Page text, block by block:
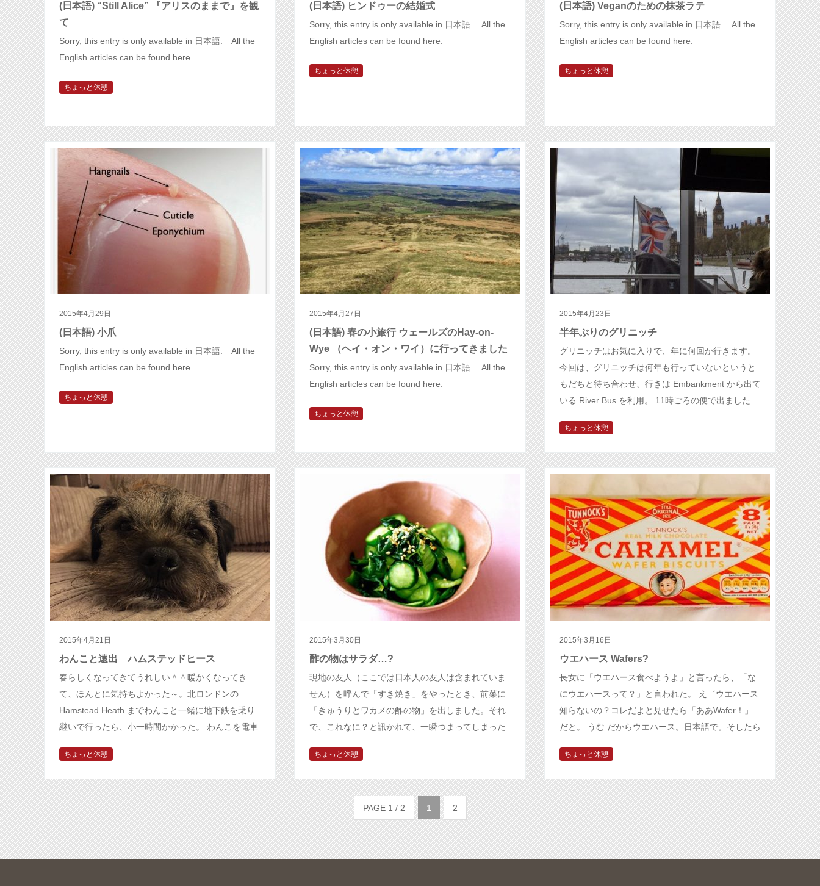
(日本語) “Still Alice” 『アリスのままで』を観
て
Sorry, this entry is only available in 日本語. All the
English articles can be found here.
ちょっと休憩
(日本語) ヒンドゥーの結婚式
Sorry, this entry is only available in 日本語. All the
English articles can be found here.
ちょっと休憩
(日本語) Veganのための抹茶ラテ
Sorry, this entry is only available in 日本語. All the
English articles can be found here.
ちょっと休憩
2015年4月29日
(日本語) 小爪
Sorry, this entry is only available in 日本語. All the
English articles can be found here.
ちょっと休憩
2015年4月27日
(日本語) 春の小旅行 ウェールズのHay-on-
Wye （ヘイ・オン・ワイ）に行ってきました
Sorry, this entry is only available in 日本語. All the
English articles can be found here.
ちょっと休憩
2015年4月23日
半年ぶりのグリニッチ
グリニッチはお気に入りで、年に何回か行きます。
今回は、グリニッチは何年も行っていないというと
もだちと待ち合わせ、行きは Embankment から出て
いる River Bus を利用。 11時ごろの便で出ました
ちょっと休憩
2015年4月21日
わんこと遠出 ハムステッドヒース
春らしくなってきてうれしい＾＾暖かくなってき
て、ほんとに気持ちよかった～。北ロンドンの
Hamstead Heath までわんこと一緒に地下鉄を乗り
継いで行ったら、小一時間かかった。 わんこを電車
ちょっと休憩
2015年3月30日
酢の物はサラダ…?
現地の友人（ここでは日本人の友人は含まれていま
せん）を呼んで「すき焼き」をやったとき、前菜に
「きゅうりとワカメの酢の物」を出しました。それ
で、これなに？と訊かれて、一瞬つまってしまった
ちょっと休憩
2015年3月16日
ウエハース Wafers?
長女に「ウエハース食べようよ」と言ったら、「な
にウエハースって？」と言われた。 え゛ウエハース
知らないの？コレだよと見せたら「ああWafer！」
だと。 うむ だからウエハース。日本語で。そしたら
ちょっと休憩
PAGE 1 / 2 1 2